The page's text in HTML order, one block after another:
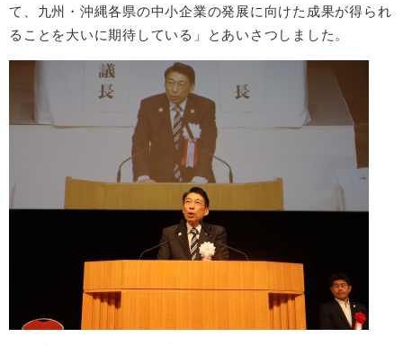
て、九州・沖縄各県の中小企業の発展に向けた成果が得られ
ることを大いに期待している」とあいさつしました。